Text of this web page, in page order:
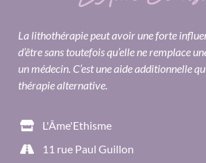
La lithothérapie peut avoir une forte
d’être sans toutefois qu’elle ne remplace
un médecin. C’est une aide additionnelle
thérapie alternative.
L'Âme'Ethisme
11 rue Paul Guillon